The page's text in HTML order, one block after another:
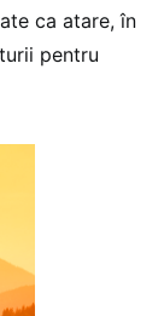
ca atare, în
pentru